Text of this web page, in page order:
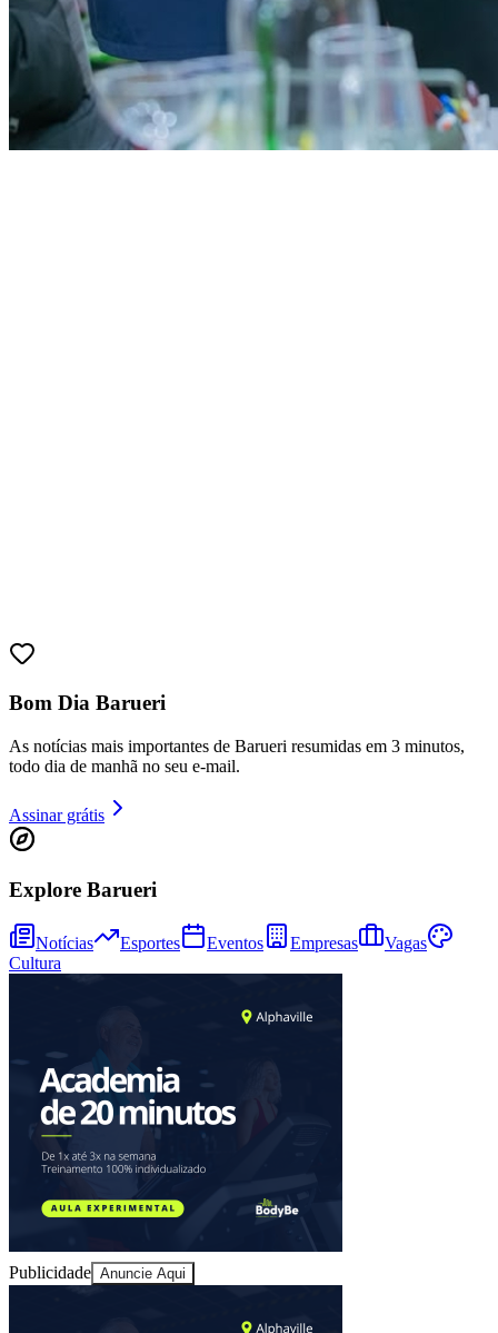
Bragantino
Bom Dia Barueri
As notícias mais importantes de Barueri resumidas em 3 minutos,
todo dia de manhã no seu e-mail.
Assinar grátis
Explore Barueri
Notícias Esportes Eventos Empresas
Vagas
Cultura
Publicidade Anuncie Aqui